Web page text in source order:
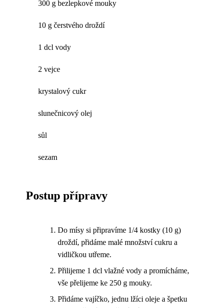
300 g bezlepkové mouky
10 g čerstvého droždí
1 dcl vody
2 vejce
krystalový cukr
slunečnicový olej
sůl
sezam
Postup přípravy
Do mísy si připravíme 1/4 kostky (10 g)
droždí, přidáme malé množství cukru a
vidličkou utřeme.
Přilijeme 1 dcl vlažné vody a promícháme,
vše přelijeme ke 250 g mouky.
Přidáme vajíčko, jednu lžíci oleje a špetku